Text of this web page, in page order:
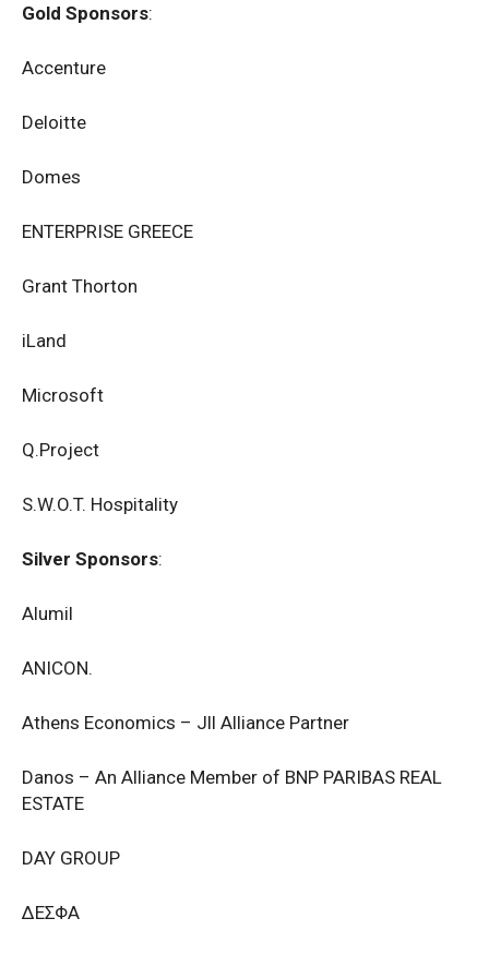
Gold Sponsors:
Accenture
Deloitte
Domes
ENTERPRISE GREECE
Grant Thorton
iLand
Microsoft
Q.Project
S.W.O.T. Hospitality
Silver Sponsors:
Alumil
ANICON.
Athens Economics – Jll Alliance Partner
Danos – An Alliance Member of BNP PARIBAS REAL
ESTATE
DAY GROUP
ΔΕΣΦΑ